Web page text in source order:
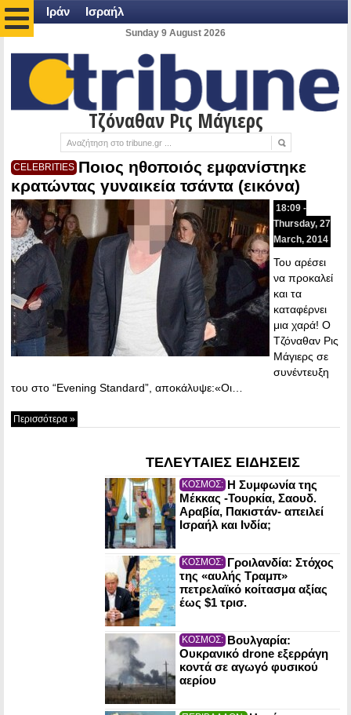
Ιράν Ισραήλ
Sunday 9 August 2026
Τζόναθαν Ρις Μάγιερς
CELEBRITIES Ποιος ηθοποιός εμφανίστηκε
κρατώντας γυναικεία τσάντα (εικόνα)
18:09 -
Thursday, 27
March, 2014
Του αρέσει
να προκαλεί
και τα
καταφέρνει
μια χαρά! Ο
Τζόναθαν Ρις
Μάγιερς σε
συνέντευξη
του στο “Evening Standard”, αποκάλυψε:«Οι…
Περισσότερα »
ΤΕΛΕΥΤΑΙΕΣ ΕΙΔΗΣΕΙΣ
ΚΟΣΜΟΣ: Η Συμφωνία της
Μέκκας -Τουρκία, Σαουδ.
Αραβία, Πακιστάν- απειλεί
Ισραήλ και Ινδία;
ΚΟΣΜΟΣ: Γροιλανδία: Στόχος
της «αυλής Τραμπ»
πετρελαϊκό κοίτασμα αξίας
έως $1 τρισ.
ΚΟΣΜΟΣ: Βουλγαρία:
Ουκρανικό drone εξερράγη
κοντά σε αγωγό φυσικού
αερίου